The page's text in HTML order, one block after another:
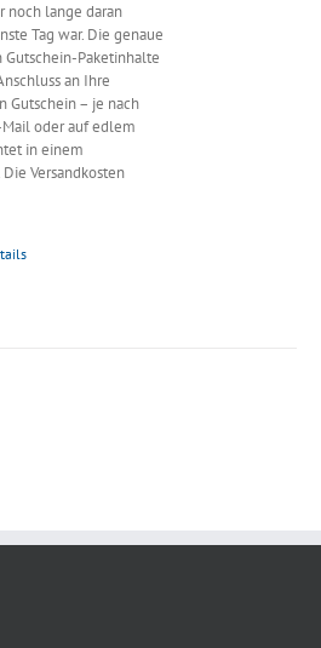
noch lange daran
Tag war. Die genaue
Paketinhalte
an Ihre
Gutschein – je nach
oder auf edlem
in einem
Versandkosten